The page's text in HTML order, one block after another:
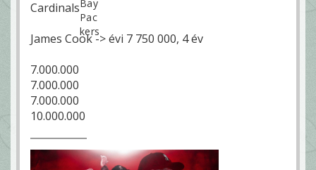
Cardinals
James Cook -> évi 7 750 000, 4 év
7.000.000
7.000.000
7.000.000
10.000.000